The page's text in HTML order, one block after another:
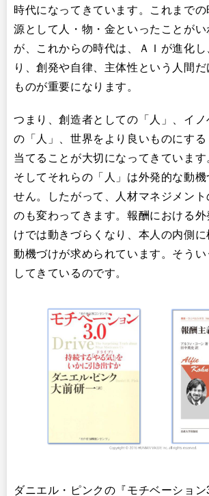
時代になってきています。これまで
源として人・物・金といったことがい
が、これからの時代は、ＡＩが進化
り、創発や自律、主体性という人間
ものが重要になります。
つまり、創造者としての「人」、イノ
の「人」、世界をより良いものにす
当てることが大切になってきています
そしてそれらの「人」は外発的な動機
せん。したがって、人材マネジメント
のも変わってきます。報酬における
けでは動きづらくなり、本人の内側
動機づけが求められています。そうい
してきているのです。
ダニエル・ピンクの『モチベーショ